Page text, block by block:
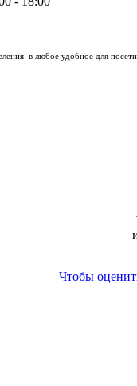
в любое удобное для
Чтобы